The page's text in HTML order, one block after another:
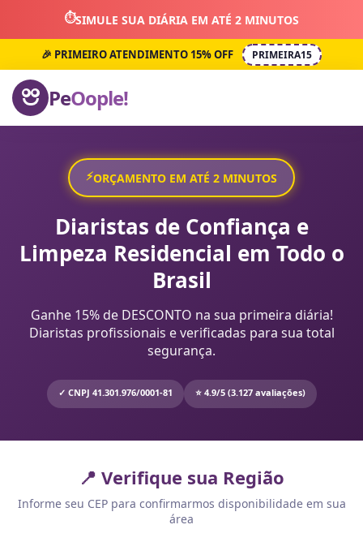
⏱️SIMULE SUA DIÁRIA EM ATÉ 2 MINUTOS
🎉 PRIMEIRO ATENDIMENTO 15% OFF PRIMEIRA15
PeOople!
⚡ORÇAMENTO EM ATÉ 2 MINUTOS
Diaristas de Confiança e
Limpeza Residencial em Todo o
Brasil
Ganhe 15% de DESCONTO na sua primeira diária!
Diaristas profissionais e verificadas para sua total
segurança.
✓ CNPJ 41.301.976/0001-81 ⭐ 4.9/5 (3.127 avaliações)
📍 Verifique sua Região
Informe seu CEP para confirmarmos disponibilidade em sua
área